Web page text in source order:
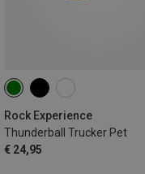
Rock Experience
Thunderball Trucker Pet
€ 24,95
ONE SIZE